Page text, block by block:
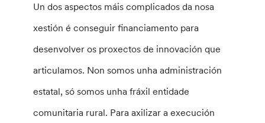
Un dos aspectos máis complicados da nosa
xestión é conseguir financiamento para
desenvolver os proxectos de innovación que
articulamos. Non somos unha administración
estatal, só somos unha fráxil entidade
comunitaria rural. Para axilizar a execución